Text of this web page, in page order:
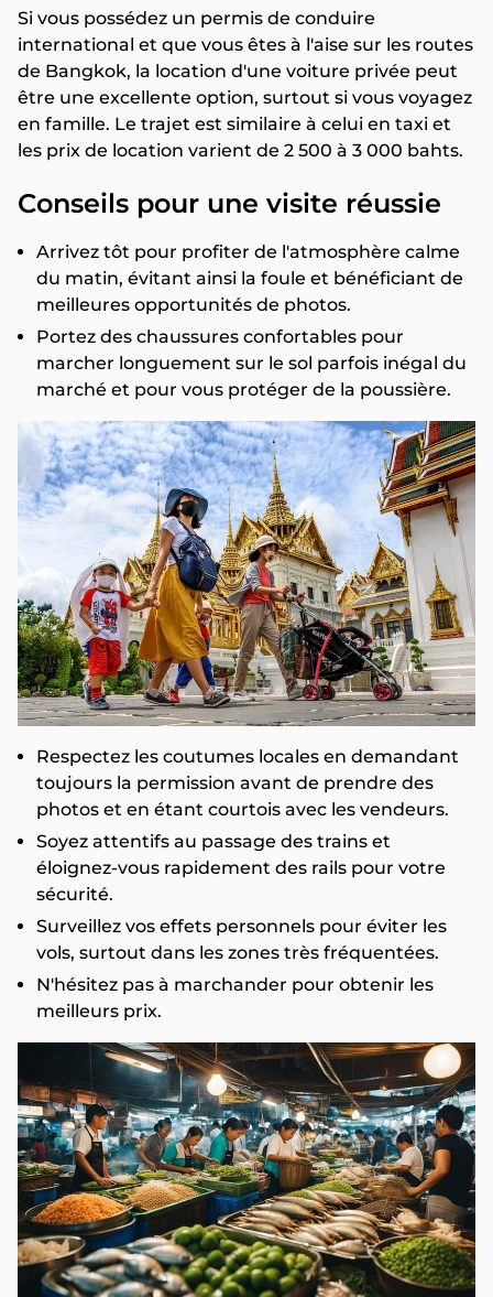
Si vous possédez un permis de conduire
international et que vous êtes à l'aise sur les routes
de Bangkok, la location d'une voiture privée peut
être une excellente option, surtout si vous voyagez
en famille. Le trajet est similaire à celui en taxi et
les prix de location varient de 2 500 à 3 000 bahts.
Conseils pour une visite réussie
Arrivez tôt pour profiter de l'atmosphère calme
du matin, évitant ainsi la foule et bénéficiant de
meilleures opportunités de photos.
Portez des chaussures confortables pour
marcher longuement sur le sol parfois inégal du
marché et pour vous protéger de la poussière.
Respectez les coutumes locales en demandant
toujours la permission avant de prendre des
photos et en étant courtois avec les vendeurs.
Soyez attentifs au passage des trains et
éloignez-vous rapidement des rails pour votre
sécurité.
Surveillez vos effets personnels pour éviter les
vols, surtout dans les zones très fréquentées.
N'hésitez pas à marchander pour obtenir les
meilleurs prix.